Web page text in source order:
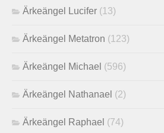
Ärkeängel Lucifer (13)
Ärkeängel Metatron (123)
Ärkeängel Michael (596)
Ärkeängel Nathanael (2)
Ärkeängel Raphael (74)